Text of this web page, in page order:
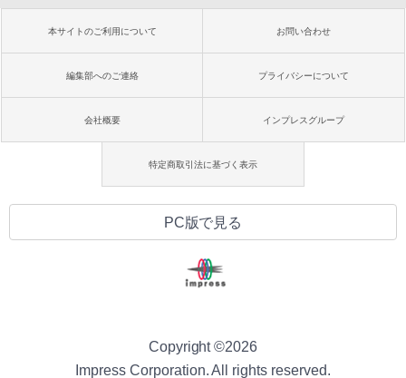
本サイトのご利用について お問い合わせ
編集部へのご連絡 プライバシーについて
会社概要 インプレスグループ
特定商取引法に基づく表示
PC版で見る
Copyright ©2026
Impress Corporation. All rights reserved.